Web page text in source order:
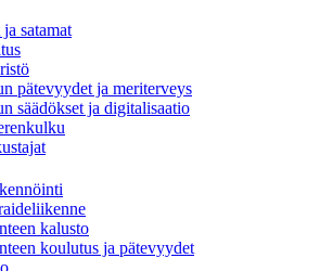
satamat
pätevyydet ja meriterveys
säädökset ja digitalisaatio
kalusto
koulutus ja pätevyydet